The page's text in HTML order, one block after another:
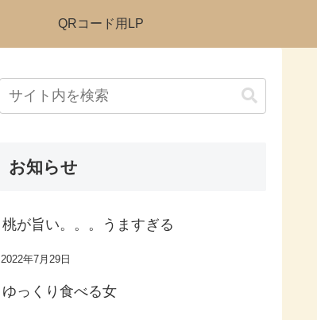
QRコード用LP
お知らせ
桃が旨い。。。うますぎる
2022年7月29日
ゆっくり食べる女